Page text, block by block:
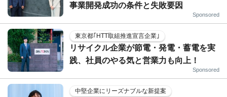
事業開発成功の条件と失敗要因
Sponsored
東京都｢HTT取組推進宣言企業｣
リサイクル企業が節電・発電・蓄電を実
践、社員のやる気と営業力も向上！
Sponsored
中堅企業にリーズナブルな新提案